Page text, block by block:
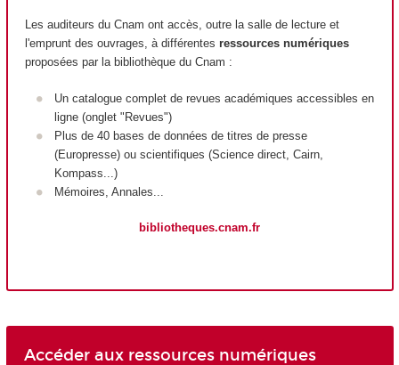
Les auditeurs du Cnam ont accès, outre la salle de lecture et
l'emprunt des ouvrages, à différentes ressources numériques
proposées par la bibliothèque du Cnam :
Un catalogue complet de revues académiques accessibles en
ligne (onglet "Revues")
Plus de 40 bases de données de titres de presse
(Europresse) ou scientifiques (Science direct, Cairn,
Kompass...)
Mémoires, Annales...
bibliotheques.cnam.fr
Accéder aux ressources numériques